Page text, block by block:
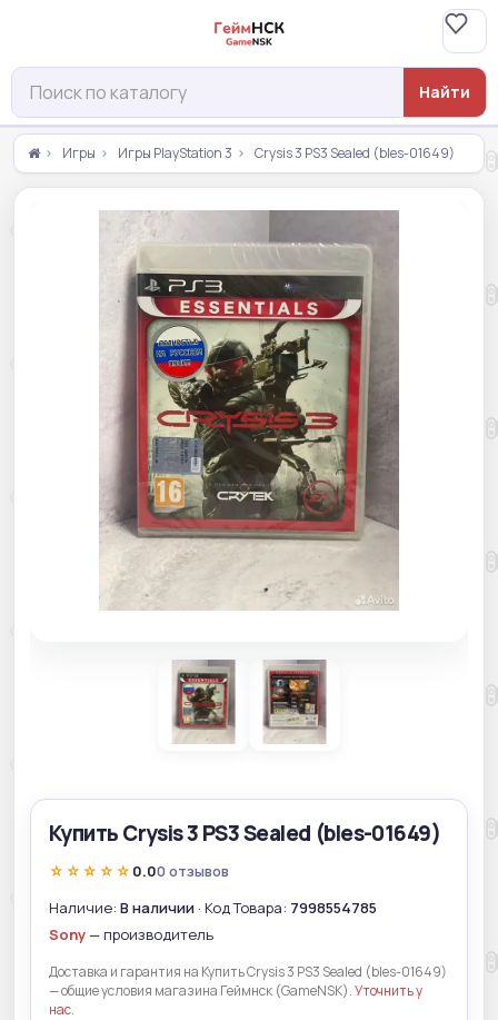
Найти
Игры Игры PlayStation 3 Crysis 3 PS3 Sealed (bles-01649)
Купить Crysis 3 PS3 Sealed (bles-01649)
☆☆☆☆☆ 0.00 отзывов
Наличие: В наличии · Код Товара: 7998554785
Sony— производитель
Доставка и гарантия на Купить Crysis 3 PS3 Sealed (bles-01649)
— общие условия магазина Геймнск (GameNSK).Уточнить у
нас.